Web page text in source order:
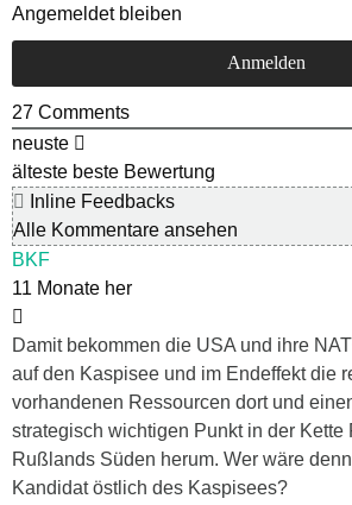
Angemeldet bleiben
27 Comments
neuste
älteste beste Bewertung
Inline Feedbacks
Alle Kommentare ansehen
BKF
11 Monate her
Damit bekommen die USA und ihre
auf den Kaspisee und im Endeffekt die
vorhandenen Ressourcen dort und
strategisch wichtigen Punkt in der Kette
Rußlands Süden herum. Wer wäre
Kandidat östlich des Kaspisees?